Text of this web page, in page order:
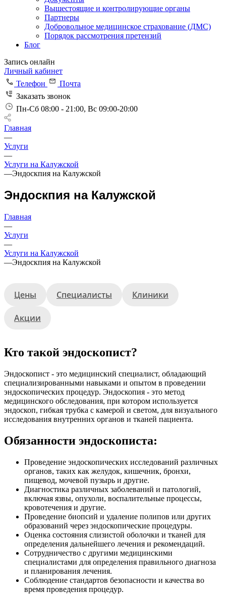
Вышестоящие и контролирующие органы
Партнеры
Добровольное медицинское страхование (ДМС)
Порядок рассмотрения претензий
Блог
Запись онлайн
Личный кабинет
Телефон
Почта
Заказать звонок
Пн-Сб 08:00 - 21:00, Вс 09:00-20:00
Главная
—
Услуги
—
Услуги на Калужской
—Эндоскпия на Калужской
Эндоскпия на Калужской
Главная
—
Услуги
—
Услуги на Калужской
—Эндоскпия на Калужской
Цены Специалисты Клиники
Акции
Кто такой эндоскопист?
Эндоскопист - это медицинский специалист, обладающий
специализированными навыками и опытом в проведении
эндоскопических процедур. Эндоскопия - это метод
медицинского обследования, при котором используется
эндоскоп, гибкая трубка с камерой и светом, для визуального
исследования внутренних органов и тканей пациента.
Обязанности эндоскописта:
Проведение эндоскопических исследований различных
органов, таких как желудок, кишечник, бронхи,
пищевод, мочевой пузырь и другие.
Диагностика различных заболеваний и патологий,
включая язвы, опухоли, воспалительные процессы,
кровотечения и другие.
Проведение биопсий и удаление полипов или других
образований через эндоскопические процедуры.
Оценка состояния слизистой оболочки и тканей для
определения дальнейшего лечения и рекомендаций.
Сотрудничество с другими медицинскими
специалистами для определения правильного диагноза
и планирования лечения.
Соблюдение стандартов безопасности и качества во
время проведения процедур.